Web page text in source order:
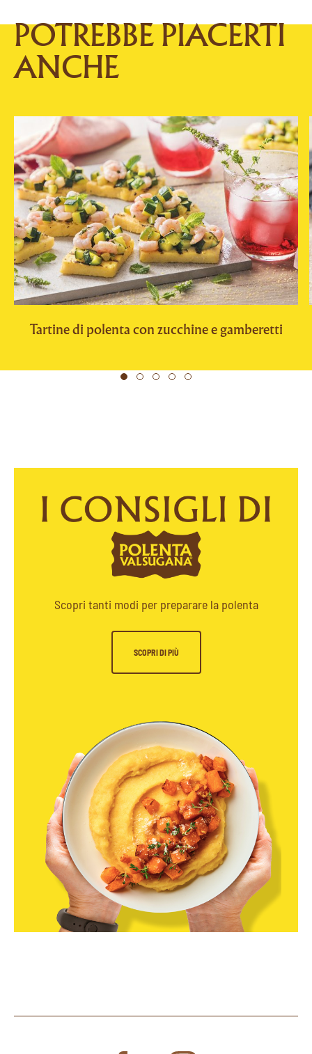
POTREBBE PIACERTI
ANCHE
Tartine di polenta con zucchine e gamberetti
Scopri tanti modi per preparare la polenta
SCOPRI DI PIÙ